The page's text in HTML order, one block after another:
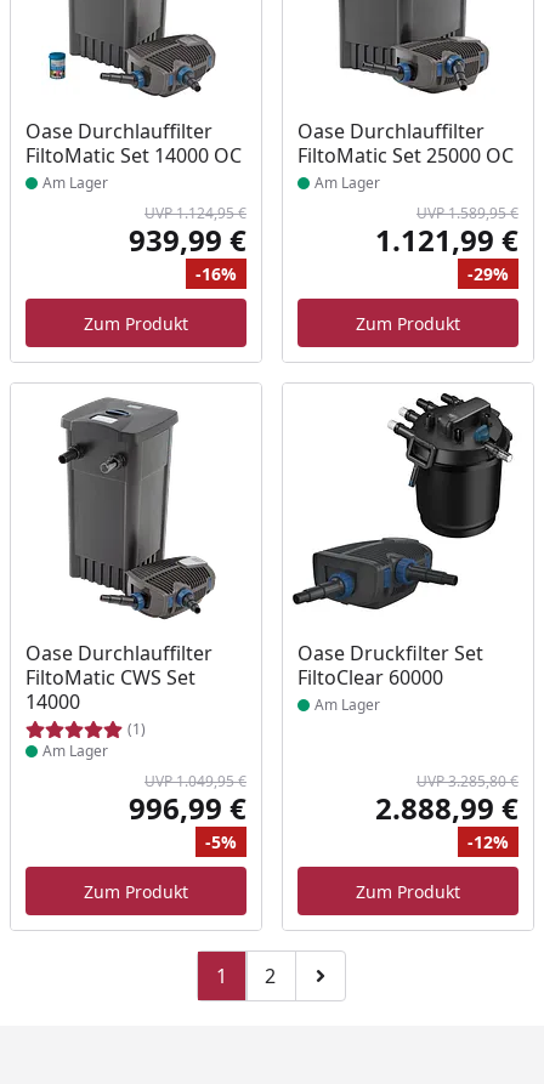
Oase Durchlauffilter
FiltoMatic Set 14000 OC
Produkt am Lager
Am Lager
Ursprünglicher Preis
UVP 1.124,95 €
Aktueller Preis
939,99 €
Rabatt
-16%
Zum Produkt
Oase Durchlauffilter
FiltoMatic Set 25000 OC
Produkt am Lager
Am Lager
UVP 1.589,95 €
1.121,99 €
-29%
Zum Produkt
Oase Durchlauffilter
FiltoMatic CWS Set
14000
(1)
Produkt am Lager
Am Lager
Ursprünglicher Preis
UVP 1.049,95 €
Aktueller Preis
996,99 €
Rabatt
-5%
Zum Produkt
Oase Druckfilter Set
FiltoClear 60000
Produkt am Lager
Am Lager
UVP 3.285,80 €
2.888,99 €
-12%
Zum Produkt
1 Zu Seite 2
2 Zur nächsten Seite